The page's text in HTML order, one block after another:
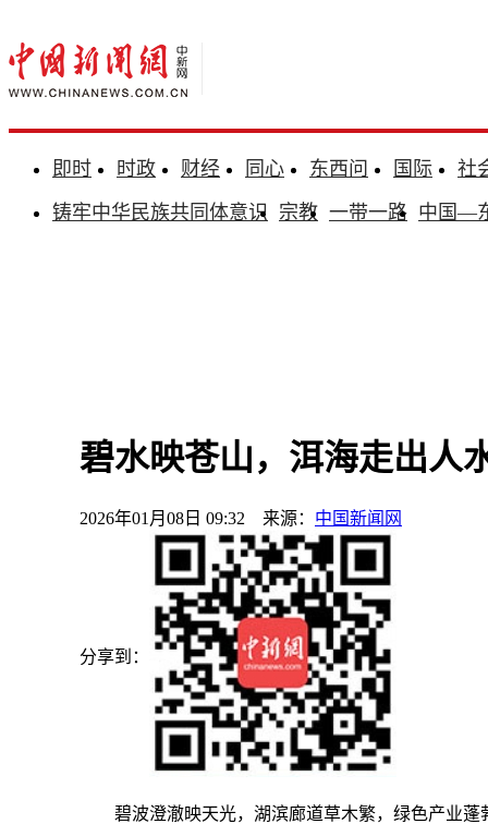
即时 时政 财经 同心 东西问 国际
社
铸牢中华民族共同体意识 宗教 一带一路 中国—
碧水映苍山，洱海走出人
2026年01月08日 09:32 来源： 中国新闻网
分享到：
碧波澄澈映天光，湖滨廊道草木繁，绿色产业蓬